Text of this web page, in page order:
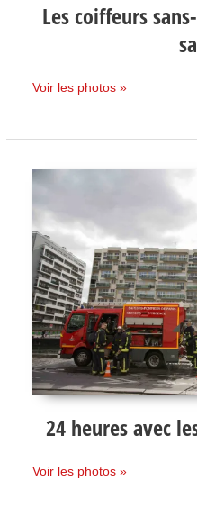
Les coiffeurs
Voir les photos »
24 heures avec
24
avec
les
pompiers
de
Paris
Voir les photos »